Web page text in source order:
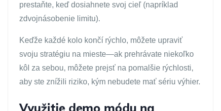
prestaňte, keď dosiahnete svoj cieľ (napríklad
zdvojnásobenie limitu).
Keďže každé kolo končí rýchlo, môžete upraviť
svoju stratégiu na mieste—ak prehrávate niekoľko
kôl za sebou, môžete prejsť na pomalšie rýchlosti,
aby ste znížili riziko, kým nebudete mať sériu výhier.
Využitie demo módu na